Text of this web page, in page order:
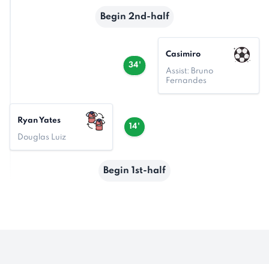
Begin 2nd-half
34'
Casimiro
Assist: Bruno
Fernandes
14'
Ryan Yates
Douglas Luiz
Begin 1st-half